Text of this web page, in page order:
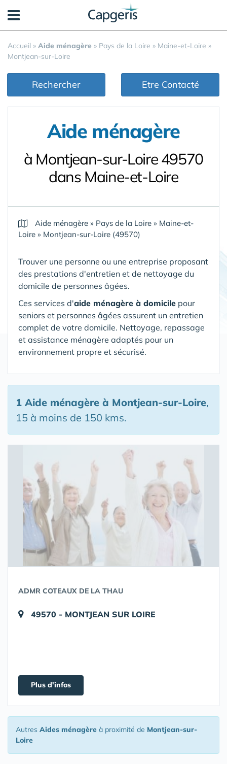
Accueil » Aide ménagère » Pays de la Loire » Maine-et-Loire »
Montjean-sur-Loire
Rechercher Etre Contacté
Aide ménagère
à Montjean-sur-Loire 49570
dans Maine-et-Loire
Aide ménagère » Pays de la Loire » Maine-et-
Loire » Montjean-sur-Loire (49570)
Trouver une personne ou une entreprise proposant
des prestations d'entretien et de nettoyage du
domicile de personnes âgées.
Ces services d'aide ménagère à domicile pour
seniors et personnes âgées assurent un entretien
complet de votre domicile. Nettoyage, repassage
et assistance ménagère adaptés pour un
environnement propre et sécurisé.
1 Aide ménagère à Montjean-sur-Loire,
15 à moins de 150 kms.
ADMR COTEAUX DE LA THAU
49570 - MONTJEAN SUR LOIRE
Plus d'infos
Autres Aides ménagère à proximité de Montjean-sur-
Loire